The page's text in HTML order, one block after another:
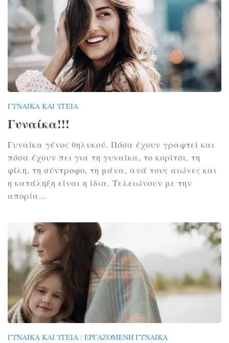
ΓΥΝΑΊΚΑ ΚΑΙ ΥΓΕΊΑ
Γυναίκα!!!
Γυναίκα γένος θηλυκού. Πόσα έχουν γραφτεί και
πόσα έχουν πει για τη γυναίκα, το κορίτσι, τη
φίλη, τη σύντροφο, τη μάνα, ανά τους αιώνες και
η κατάληξη είναι η ίδια. Τελειώνουν με την
απορία...
ΓΥΝΑΊΚΑ ΚΑΙ ΥΓΕΊΑ / ΕΡΓΑΖΌΜΕΝΗ ΓΥΝΑΊΚΑ